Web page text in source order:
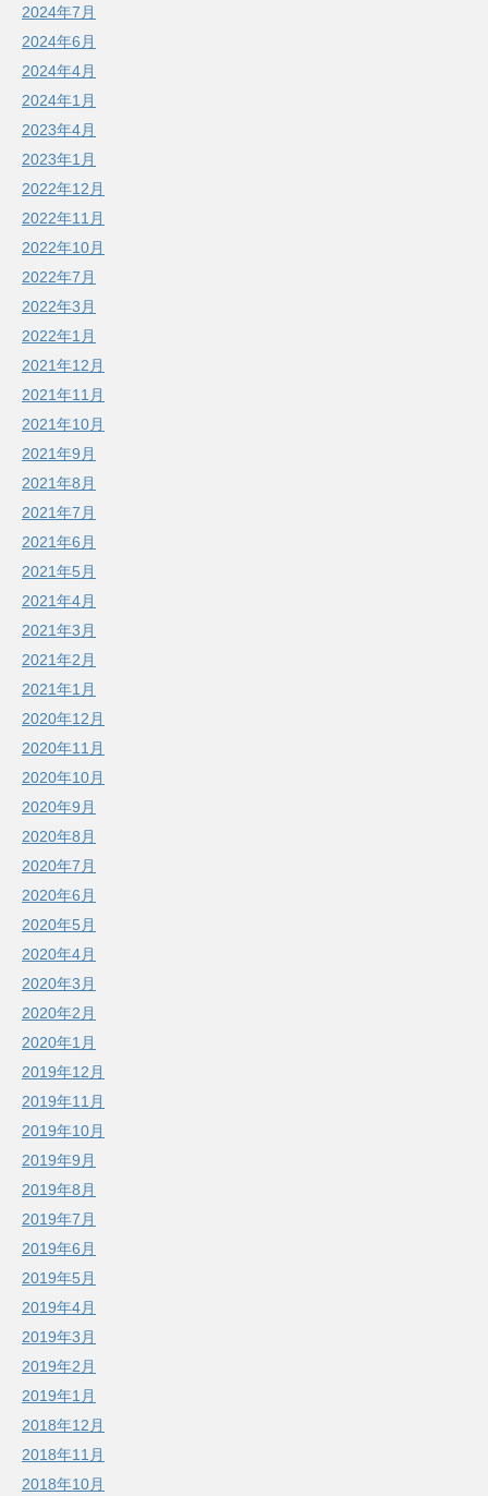
2024年7月
2024年6月
2024年4月
2024年1月
2023年4月
2023年1月
2022年12月
2022年11月
2022年10月
2022年7月
2022年3月
2022年1月
2021年12月
2021年11月
2021年10月
2021年9月
2021年8月
2021年7月
2021年6月
2021年5月
2021年4月
2021年3月
2021年2月
2021年1月
2020年12月
2020年11月
2020年10月
2020年9月
2020年8月
2020年7月
2020年6月
2020年5月
2020年4月
2020年3月
2020年2月
2020年1月
2019年12月
2019年11月
2019年10月
2019年9月
2019年8月
2019年7月
2019年6月
2019年5月
2019年4月
2019年3月
2019年2月
2019年1月
2018年12月
2018年11月
2018年10月